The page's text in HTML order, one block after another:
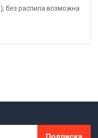
без распила возможна